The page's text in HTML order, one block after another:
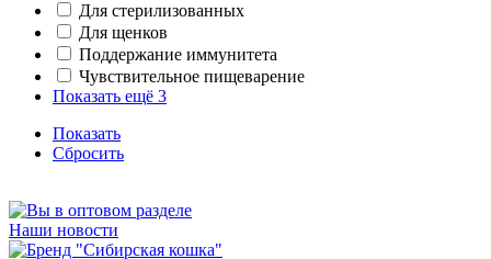
Для стерилизованных
Для щенков
Поддержание иммунитета
Чувствительное пищеварение
Показать ещё 3
Показать
Сбросить
Наши новости